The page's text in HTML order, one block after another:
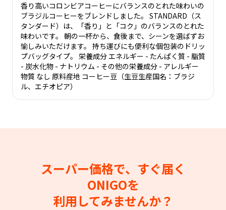
香り高いコロンビアコーヒーにバランスのとれた味わいの
ブラジルコーヒーをブレンドしました。 STANDARD（ス
タンダード）は、「香り」と「コク」のバランスのとれた
味わいです。 朝の一杯から、食後まで、シーンを選ばずお
愉しみいただけます。 持ち運びにも便利な個包装のドリッ
プバッグタイプ。 栄養成分 エネルギー - たんぱく質 - 脂質
- 炭水化物 - ナトリウム - その他の栄養成分 - アレルギー
物質 なし 原料産地 コーヒー豆（生豆生産国名：ブラジ
ル、エチオピア）
スーパー価格で、すぐ届く
ONIGOを
利用してみませんか？